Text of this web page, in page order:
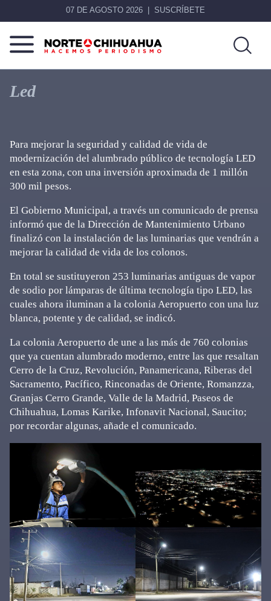
07 DE AGOSTO 2026 SUSCRÍBETE
Norte
Más
Led
Para mejorar la seguridad y calidad de vida de
modernización del alumbrado público de tecnología LED
en esta zona, con una inversión aproximada de 1 millón
300 mil pesos.
El Gobierno Municipal, a través un comunicado de prensa
informó que de la Dirección de Mantenimiento Urbano
finalizó con la instalación de las luminarias que vendrán a
mejorar la calidad de vida de los colonos.
En total se sustituyeron 253 luminarias antiguas de vapor
de sodio por lámparas de última tecnología tipo LED, las
cuales ahora iluminan a la colonia Aeropuerto con una luz
blanca, potente y de calidad, se indicó.
La colonia Aeropuerto de une a las más de 760 colonias
que ya cuentan alumbrado moderno, entre las que resaltan
Cerro de la Cruz, Revolución, Panamericana, Riberas del
Sacramento, Pacífico, Rinconadas de Oriente, Romanzza,
Granjas Cerro Grande, Valle de la Madrid, Paseos de
Chihuahua, Lomas Karike, Infonavit Nacional, Saucito;
por recordar algunas, añade el comunicado.